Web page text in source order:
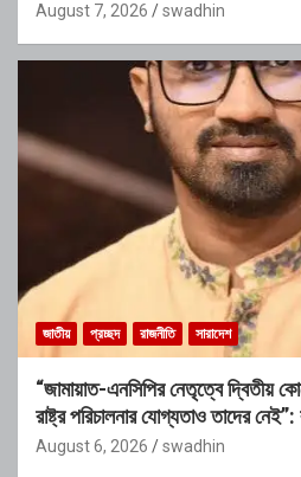
August 7, 2026 swadhin
জাতীয় প্রচ্ছদ রাজনীতি সারাদেশ
“জামায়াত-এনসিপির নেতৃত্বে দ্বিতীয়
রাষ্ট্র পরিচালনার যোগ্যতাও তাদের নেই”:
August 6, 2026 swadhin